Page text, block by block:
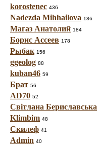
korostenec 436
Nadezda Mihhailova 186
Магаз Анатолий 184
Борис Ассеев 178
Рыбак 156
ggeolog 88
kuban46 59
Брат 56
AD70 52
Світлана Бериславська
Klimbim 48
Скилеф 41
Admin 40